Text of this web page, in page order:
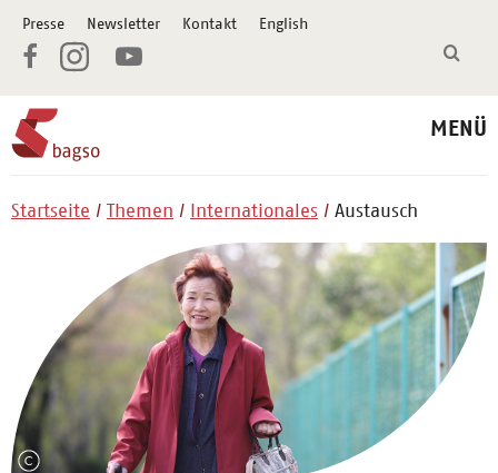
Presse Newsletter Kontakt English
MENÜ
Startseite Themen Internationales Austausch